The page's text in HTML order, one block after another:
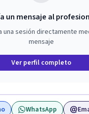
un mensaje al
una sesión directamente
mensaje
Ver perfil completo
WhatsApp